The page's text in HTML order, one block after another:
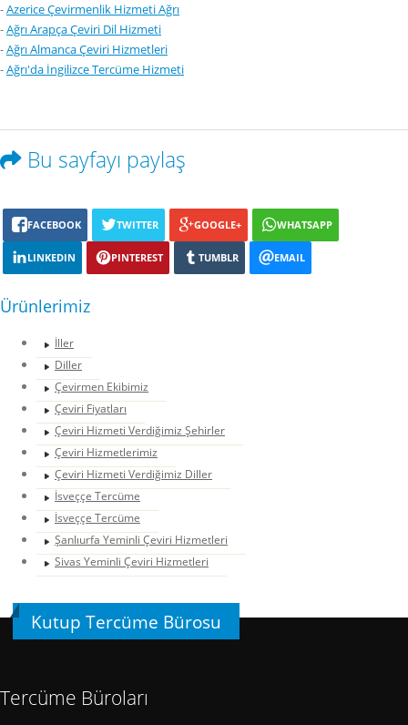
-Azerice Çevirmenlik Hizmeti Ağrı
-Ağrı Arapça Çeviri Dil Hizmeti
-Ağrı Almanca Çeviri Hizmetleri
-Ağrı'da İngilizce Tercüme Hizmeti
Bu sayfayı paylaş
FACEBOOK TWITTER GOOGLE+ WHATSAPP
LINKEDIN PINTEREST TUMBLR EMAIL
Ürünlerimiz
İller
Diller
Çevirmen Ekibimiz
Çeviri Fiyatları
Çeviri Hizmeti Verdiğimiz Şehirler
Çeviri Hizmetlerimiz
Çeviri Hizmeti Verdiğimiz Diller
İsveççe Tercüme
İsveççe Tercüme
Şanlıurfa Yeminli Çeviri Hizmetleri
Sivas Yeminli Çeviri Hizmetleri
Kutup Tercüme Bürosu
Tercüme Büroları